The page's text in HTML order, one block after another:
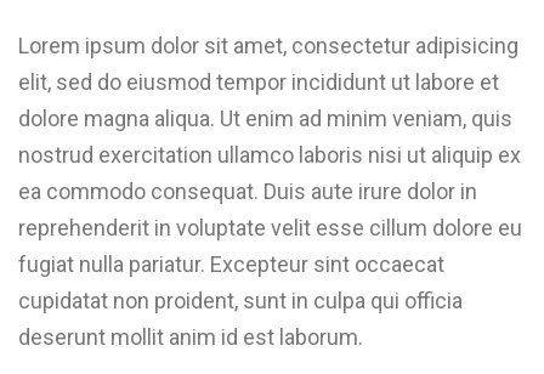
Lorem ipsum dolor sit amet, consectetur adipisicing
elit, sed do eiusmod tempor incididunt ut labore et
dolore magna aliqua. Ut enim ad minim veniam, quis
nostrud exercitation ullamco laboris nisi ut aliquip ex
ea commodo consequat. Duis aute irure dolor in
reprehenderit in voluptate velit esse cillum dolore eu
fugiat nulla pariatur. Excepteur sint occaecat
cupidatat non proident, sunt in culpa qui officia
deserunt mollit anim id est laborum.